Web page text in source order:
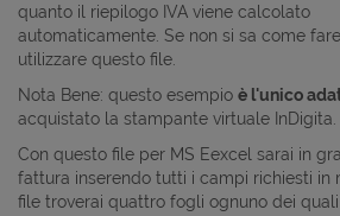
quanto il riepilogo IVA viene calcolato
automaticamente. Se non si sa come
utilizzare questo file.
Nota Bene: questo esempio è l'unico
acquistato la stampante virtuale InDigita.
Con questo file per MS Eexcel sarai in
fattura inserendo tutti i campi richiesti in
file troverai quattro fogli ognuno dei